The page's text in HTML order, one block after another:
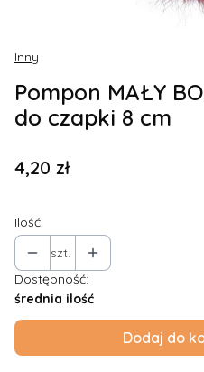
Inny
Pompon MAŁY
do czapki 8 cm
Cena
4,20 zł
Ilość
szt.
Dostępność:
średnia ilość
Dodaj do